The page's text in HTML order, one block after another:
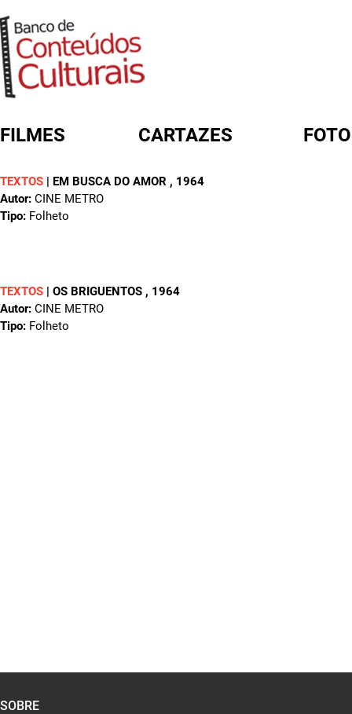
FILMES CARTAZES
TEXTOS | EM BUSCA DO AMOR , 1964
Autor: CINE METRO
Tipo: Folheto
TEXTOS | OS BRIGUENTOS , 1964
Autor: CINE METRO
Tipo: Folheto
FORMULÁRIO DE BUSCA
SOBRE